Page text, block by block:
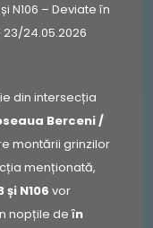
N106 – Deviate în
24.05.2026
din intersecția
Berceni /
montării grinzilor
menționată,
și N106 vor
nopțile deȋn